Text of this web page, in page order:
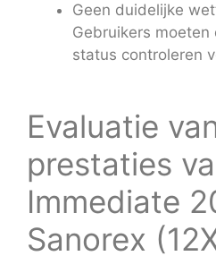
Geen duidelijke
Gebruikers
status controleren
Evaluatie
prestaties
Immediate
Sanorex